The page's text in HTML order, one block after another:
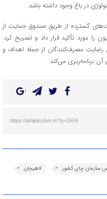
در باغ وجود داشته باشد.
گسترده از طریق صندوق حمایت از
مورد تأکید قرار داد و تصریح کرد:
مصرف‌کنندگان از جمله اهداف و
برنامه‌ریزی می‌کند
https://lahijdeylam.ir/?p=2659
سازمان چای کشور لاهیجان